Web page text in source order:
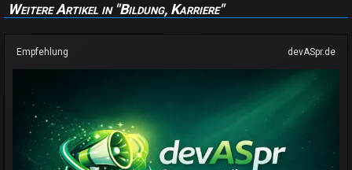
Weitere Artikel in "Bildung, Karriere"
Empfehlung devASpr.de